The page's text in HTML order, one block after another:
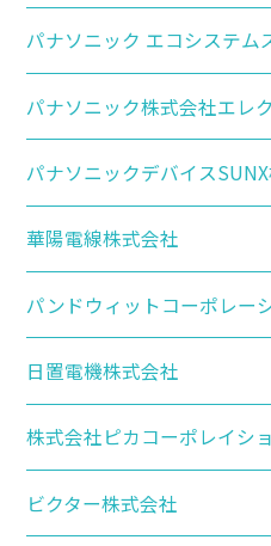
パナソニック エコシステム
パナソニック株式会社エレ
パナソニックデバイス
華陽電線株式会社
パンドウィットコーポレー
日置電機株式会社
株式会社ピカコーポレイシ
ビクター株式会社